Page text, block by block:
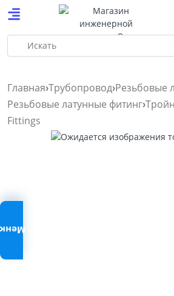
Искать
Главная Трубопровод Резьбовые
Резьбовые латунные фитинг
Fittings